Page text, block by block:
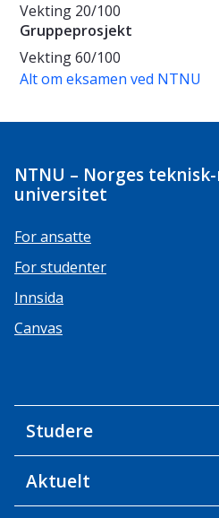
Vekting 20/100
Gruppeprosjekt
Vekting60/100
Alt om eksamen ved NTNU
NTNU – Norges
universitet
For ansatte
For studenter
Innsida
Canvas
Studere
Aktuelt